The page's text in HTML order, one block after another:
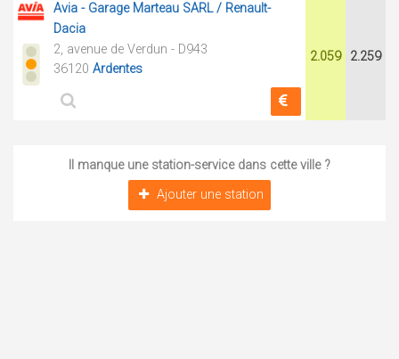
Avia - Garage Marteau SARL / Renault-
Dacia
2, avenue de Verdun - D943
36120 Ardentes
2.059 2.259
Il manque une station-service dans cette ville ?
Ajouter une station